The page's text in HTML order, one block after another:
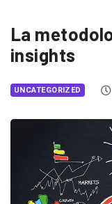
La
insights
UNCATEGORIZED